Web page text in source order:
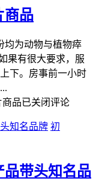
商品
均为动物与植物瘁
果有很大要求，服
下。房事前一小时
商品已关闭评论
初
品带头知名品